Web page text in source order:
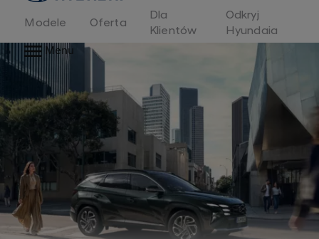
Modele Oferta
Dla
Klientów
Odkryj
Hyundaia
Menu